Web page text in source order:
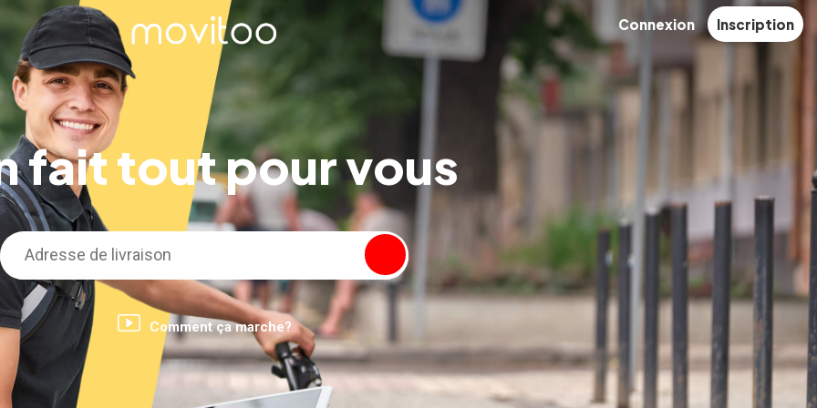
Connexion Inscription
fait tout pour vous
Comment ça marche?